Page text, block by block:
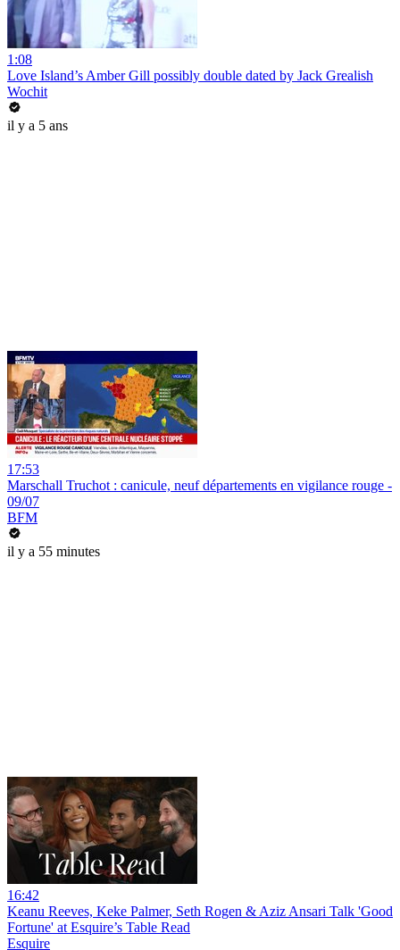
1:08
Love Island’s Amber Gill possibly double dated by Jack Grealish
Wochit
il y a 5 ans
17:53
Marschall Truchot : canicule, neuf départements en vigilance rouge -
09/07
BFM
il y a 55 minutes
16:42
Keanu Reeves, Keke Palmer, Seth Rogen & Aziz Ansari Talk 'Good
Fortune' at Esquire’s Table Read
Esquire